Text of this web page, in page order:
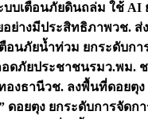
บบเตือนภัยดินถล่ม ใช้
ย่างมีประสิทธิภาพวช. ส่
อนภัยน้ำท่วม ยกระดับ
อดภัยประชาชนรมว.พม. ช
องธานีวช. ลงพื้นที่ดอยตุ
อยตุง ยกระดับการจัดก